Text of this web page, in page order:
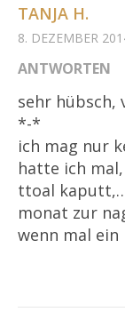
TANJA H.
8. DEZEMBER
ANTWORTEN
sehr hübsch,
*-*
ich mag nur
hatte ich
ttoal
monat zur
wenn mal